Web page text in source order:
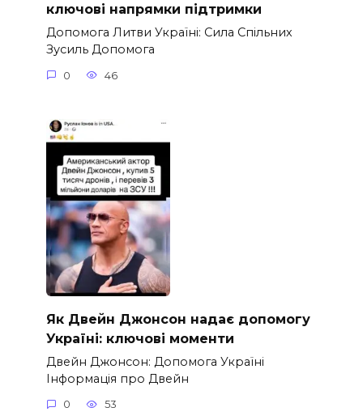
ключові напрямки підтримки
Допомога Литви Україні: Сила Спільних
Зусиль Допомога
0 46
Як Двейн Джонсон надає допомогу
Україні: ключові моменти
Двейн Джонсон: Допомога Україні
Інформація про Двейн
0 53